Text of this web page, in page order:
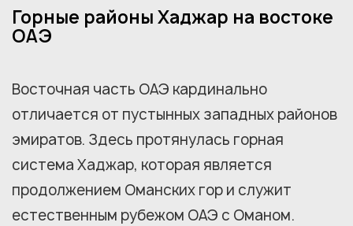
Горные районы Хаджар на востоке
ОАЭ
Восточная часть ОАЭ кардинально
отличается от пустынных западных районов
эмиратов. Здесь протянулась горная
система Хаджар, которая является
продолжением Оманских гор и служит
естественным рубежом ОАЭ с Оманом.